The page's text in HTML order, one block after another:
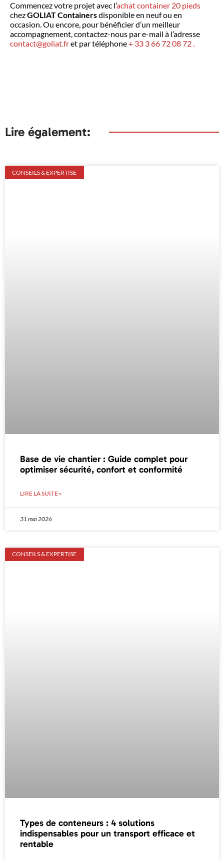
Commencez votre projet avec l’achat container 20 pieds
chezGOLIAT Containersdisponible en neuf ou en
occasion. Ou encore, pour bénéficier d’un meilleur
accompagnement, contactez-nous par e-mail à l’adresse
contact@goliat.fret par téléphone+ 33 3 66 72 08 72 .
Lire également:
CONSEILS & EXPERTISE
Base de vie chantier : Guide complet pour
optimiser sécurité, confort et conformité
LIRE LA SUITE »
31 mai 2026
CONSEILS & EXPERTISE
Types de conteneurs : 4 solutions
indispensables pour un transport efficace et
rentable